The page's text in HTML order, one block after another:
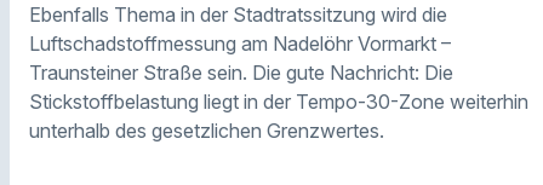
Ebenfalls Thema in der Stadtratssitzung wird die
Luftschadstoffmessung am Nadelöhr Vormarkt –
Traunsteiner Straße sein. Die gute Nachricht: Die
Stickstoffbelastung liegt in der Tempo-30-Zone weiterhin
unterhalb des gesetzlichen Grenzwertes.